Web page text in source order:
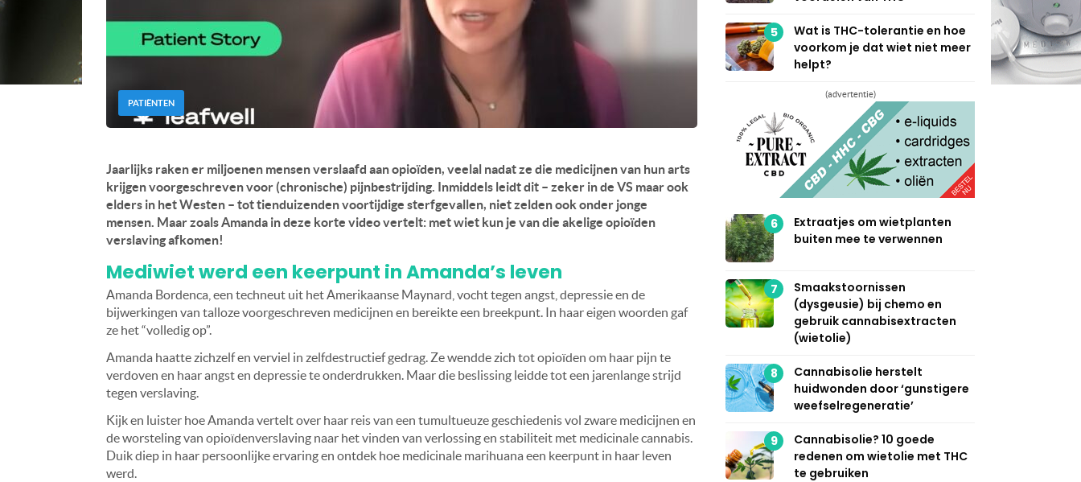
PATIËNTEN
Jaarlijks raken er miljoenen mensen verslaafd aan opioïden, veelal nadat ze die medicijnen van hun arts
krijgen voorgeschreven voor (chronische) pijnbestrijding. Inmiddels leidt dit – zeker in de VS maar ook
elders in het Westen – tot tienduizenden voortijdige sterfgevallen, niet zelden ook onder jonge
mensen. Maar zoals Amanda in deze korte video vertelt: met wiet kun je van die akelige opioïden
verslaving afkomen!
Mediwiet werd een keerpunt in Amanda’s leven
Amanda Bordenca, een techneut uit het Amerikaanse Maynard, vocht tegen angst, depressie en de
bijwerkingen van talloze voorgeschreven medicijnen en bereikte een breekpunt. In haar eigen woorden gaf
ze het “volledig op”.
Amanda haatte zichzelf en verviel in zelfdestructief gedrag. Ze wendde zich tot opioïden om haar pijn te
verdoven en haar angst en depressie te onderdrukken. Maar die beslissing leidde tot een jarenlange strijd
tegen verslaving.
Kijk en luister hoe Amanda vertelt over haar reis van een tumultueuze geschiedenis vol zware medicijnen en
de worsteling van opioïdenverslaving naar het vinden van verlossing en stabiliteit met medicinale cannabis.
Duik diep in haar persoonlijke ervaring en ontdek hoe medicinale marihuana een keerpunt in haar leven
werd.
5
Wat is THC-tolerantie en hoe
voorkom je dat wiet niet meer
helpt?
(advertentie)
6
Extraatjes om wietplanten
buiten mee te verwennen
7
Smaakstoornissen
(dysgeusie) bij chemo en
gebruik cannabisextracten
(wietolie)
8
Cannabisolie herstelt
huidwonden door ‘gunstigere
weefselregeneratie’
9
Cannabisolie? 10 goede
redenen om wietolie met THC
te gebruiken